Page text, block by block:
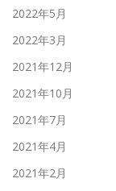
2022年5月
2022年3月
2021年12月
2021年10月
2021年7月
2021年4月
2021年2月